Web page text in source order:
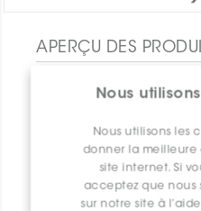
Nous
Nous utilisons les
donner la meilleure
site internet. Si
acceptez que nous
sur notre site à
APERÇU DES